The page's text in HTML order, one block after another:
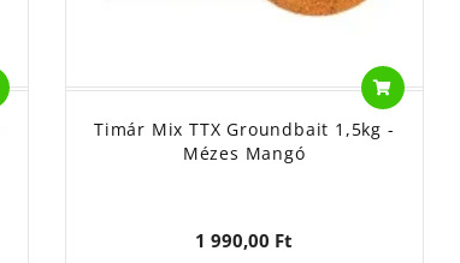
Timár Mix TTX Groundbait 1,5kg -
Mézes Mangó
1 990,00 Ft